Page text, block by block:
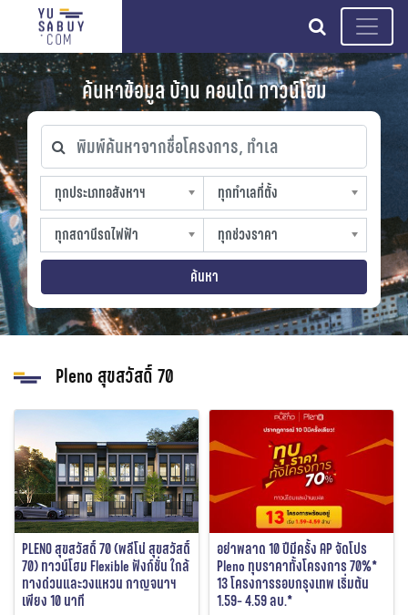
search
ค้นหาข้อมูล บ้าน คอนโด ทาวน์โฮม
พิมพ์ค้นหาจากชื่อโครงการ, ทำเล
ทุกประเภทอสังหาฯ
ทุกประเภทอสังหาฯ
sproperty
ทุกทำเลที่ตั้ง
ทุกทำเลที่ตั้ง
slocation
ทุกสถานีรถไฟฟ้า
ทุกสถานีรถไฟฟ้า
strain-station
ทุกช่วงราคา
ทุกช่วงราคา
sprice
ค้นหา
Pleno สุขสวัสดิ์ 70
PLENO สุขสวัสดิ์ 70 (พลีโน่ สุขสวัสดิ์
70) ทาวน์โฮม Flexible ฟังก์ชั่น ใกล้
ทางด่วนและวงแหวน กาญจนาฯ
เพียง 10 นาที
อย่าพลาด 10 ปีมีครั้ง AP จัดโปร
Pleno ทุบราคาทั้งโครงการ 70%*
13 โครงการรอบกรุงเทพ เริ่มต้น
1.59- 4.59 ลบ.*